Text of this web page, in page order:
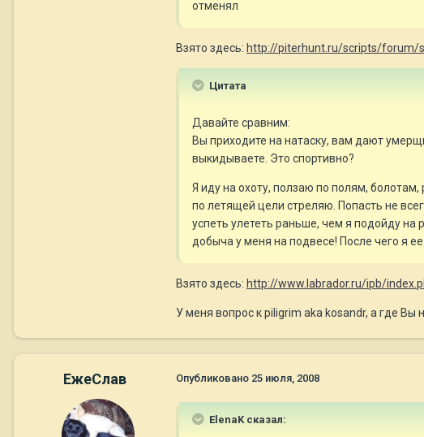
отменял
Взято здесь: http://piterhunt.ru/scripts/forum/
Цитата
Давайте сравним:
Вы приходите на натаску, вам дают
выкидываете. Это спортивно?
Я иду на охоту, ползаю по полям,
по летящей цели стреляю. Попасть не
успеть улететь раньше, чем я подойду на
добыча у меня на подвесе! После чего я
Взято здесь: http://www.labrador.ru/ipb/
У меня вопрос к piligrim aka kosandr, а где Вы
ЕжеСлав Опубликовано 25 июля, 2008
ElenaK сказал: